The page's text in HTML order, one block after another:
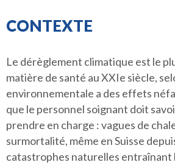
CONTEXTE
Le dérèglement climatique est le
matière de santé au XXIe siècle,
environnementale a des effets
que le personnel soignant doit
prendre en charge : vagues de
surmortalité, même en Suisse
catastrophes naturelles entraînant